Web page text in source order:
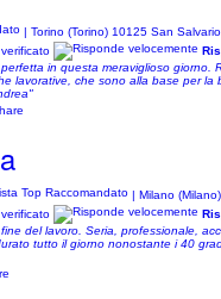
| Torino (Torino) 10125 San Salvario
in questa meraviglioso giorno.
lavorative, che sono alla base per la
| Milano
del lavoro. Seria, professionale,
tutto il giorno nonostante i 40